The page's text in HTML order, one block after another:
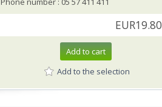
EUR19.80
Add to cart
Add to the selection